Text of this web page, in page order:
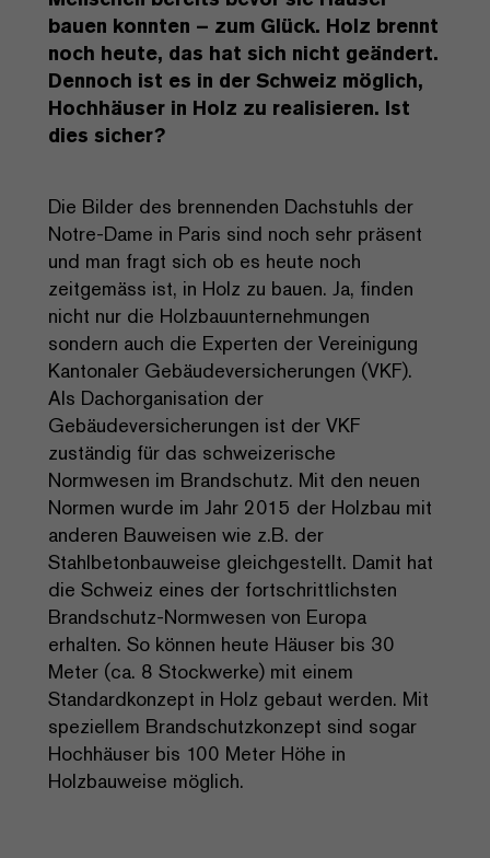
bauen konnten – zum Glück. Holz brennt
noch heute, das hat sich nicht geändert.
Dennoch ist es in der Schweiz möglich,
Hochhäuser in Holz zu realisieren. Ist
dies sicher?
Die Bilder des brennenden Dachstuhls der
Notre-Dame in Paris sind noch sehr präsent
und man fragt sich ob es heute noch
zeitgemäss ist, in Holz zu bauen. Ja, finden
nicht nur die Holzbauunternehmungen
sondern auch die Experten der Vereinigung
Kantonaler Gebäudeversicherungen (VKF).
Als Dachorganisation der
Gebäudeversicherungen ist der VKF
zuständig für das schweizerische
Normwesen im Brandschutz. Mit den neuen
Normen wurde im Jahr 2015 der Holzbau mit
anderen Bauweisen wie z.B. der
Stahlbetonbauweise gleichgestellt. Damit hat
die Schweiz eines der fortschrittlichsten
Brandschutz-Normwesen von Europa
erhalten. So können heute Häuser bis 30
Meter (ca. 8 Stockwerke) mit einem
Standardkonzept in Holz gebaut werden. Mit
speziellem Brandschutzkonzept sind sogar
Hochhäuser bis 100 Meter Höhe in
Holzbauweise möglich.